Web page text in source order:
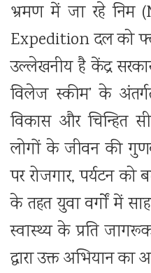
भ्रमण में जा रहे निम
Expedition दल को
उल्लेखनीय है केंद्र
विलेज स्कीम’ के
विकास और चिन्हित
लोगों के जीवन की
पर रोजगार, पर्यटन को
के तहत युवा वर्गों में
स्वास्थ्य के प्रति
द्वारा उक्त अभियान का